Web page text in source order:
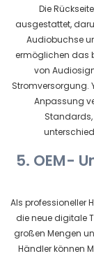
Die
ausgestattet,
Audiobuchse
ermöglichen das
von
Stromversorgung.
Anpassung
Standards,
5. OEM-
Als professioneller
die neue digitale
großen Mengen
Händler können